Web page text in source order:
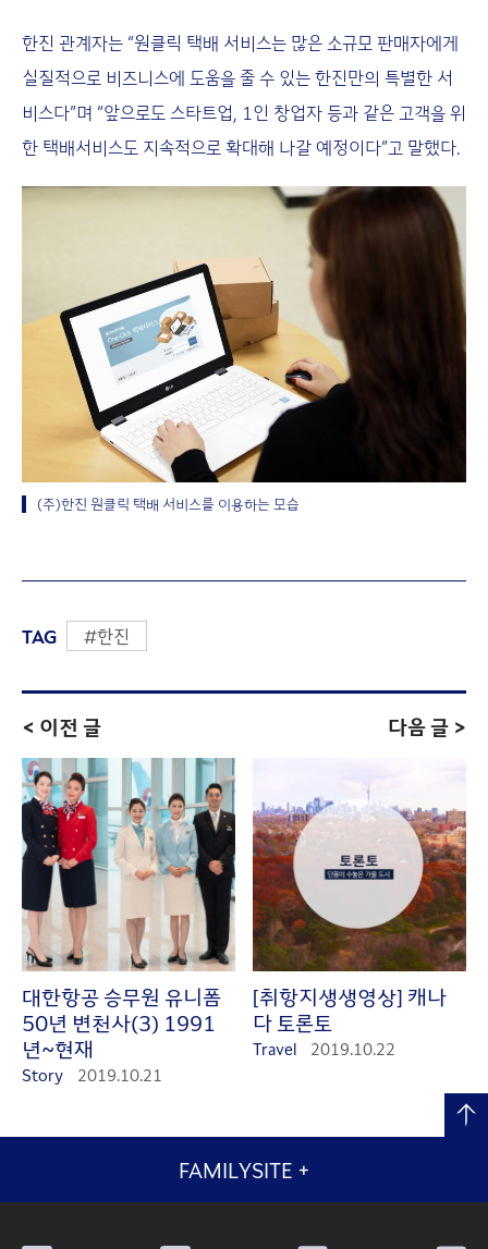
한진 관계자는 “원클릭 택배 서비스는 많은 소규모 판매자에게
실질적으로 비즈니스에 도움을 줄 수 있는 한진만의 특별한 서
비스다”며 “앞으로도 스타트업, 1인 창업자 등과 같은 고객을 위
한 택배서비스도 지속적으로 확대해 나갈 예정이다”고 말했다.
(주)한진 원클릭 택배 서비스를 이용하는 모습
TAG #한진
< 이전 글
대한항공 승무원 유니폼
50년 변천사(3) 1991
년~현재
Story 2019.10.21
다음 글 >
[취항지생생영상] 캐나
다 토론토
Travel 2019.10.22
FAMILYSITE +